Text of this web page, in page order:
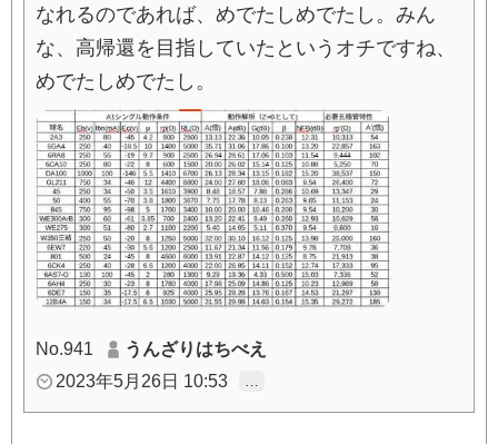
なれるのであれば、めでたしめでたし。みん
な、高帰還を目指していたというオチですね、
めでたしめでたし。
No.941
うんざりはちべえ
2023年5月26日 10:53
…